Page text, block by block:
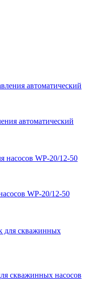
автоматический
WP-20/12-50
скважинных насосов